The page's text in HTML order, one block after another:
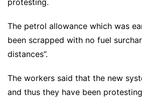
protesting.
The petrol allowance which was
been scrapped with no fuel
distances”.
The workers said that the new
and thus they have been